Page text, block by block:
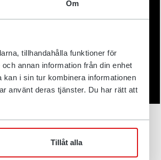
Om
tillhandahålla funktioner för
annan information från din enhet
i sin tur kombinera informationen
använt deras tjänster. Du har rätt att
Tillåt alla